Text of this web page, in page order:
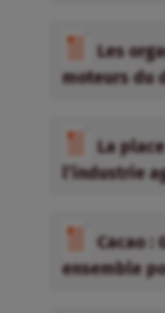
Les
moteurs du
La
l’industrie
Cacao :
ensemble